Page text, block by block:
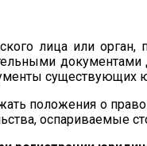
лица или
существующих
положения о
оспариваемые